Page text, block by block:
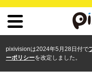
pixivisionは2024年5月28日付で
ーポリシーを改定しました。